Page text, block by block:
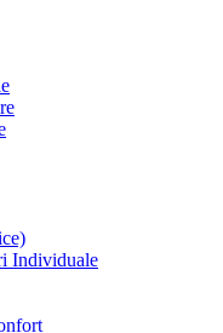
Individuale